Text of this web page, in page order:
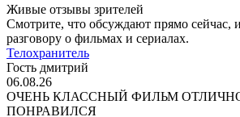
Живые отзывы зрителей
Смотрите, что обсуждают прямо сейчас,
разговору о фильмах и сериалах.
Телохранитель
Гость дмитрий
06.08.26
ОЧЕНЬ КЛАССНЫЙ ФИЛЬМ
ПОНРАВИЛСЯ